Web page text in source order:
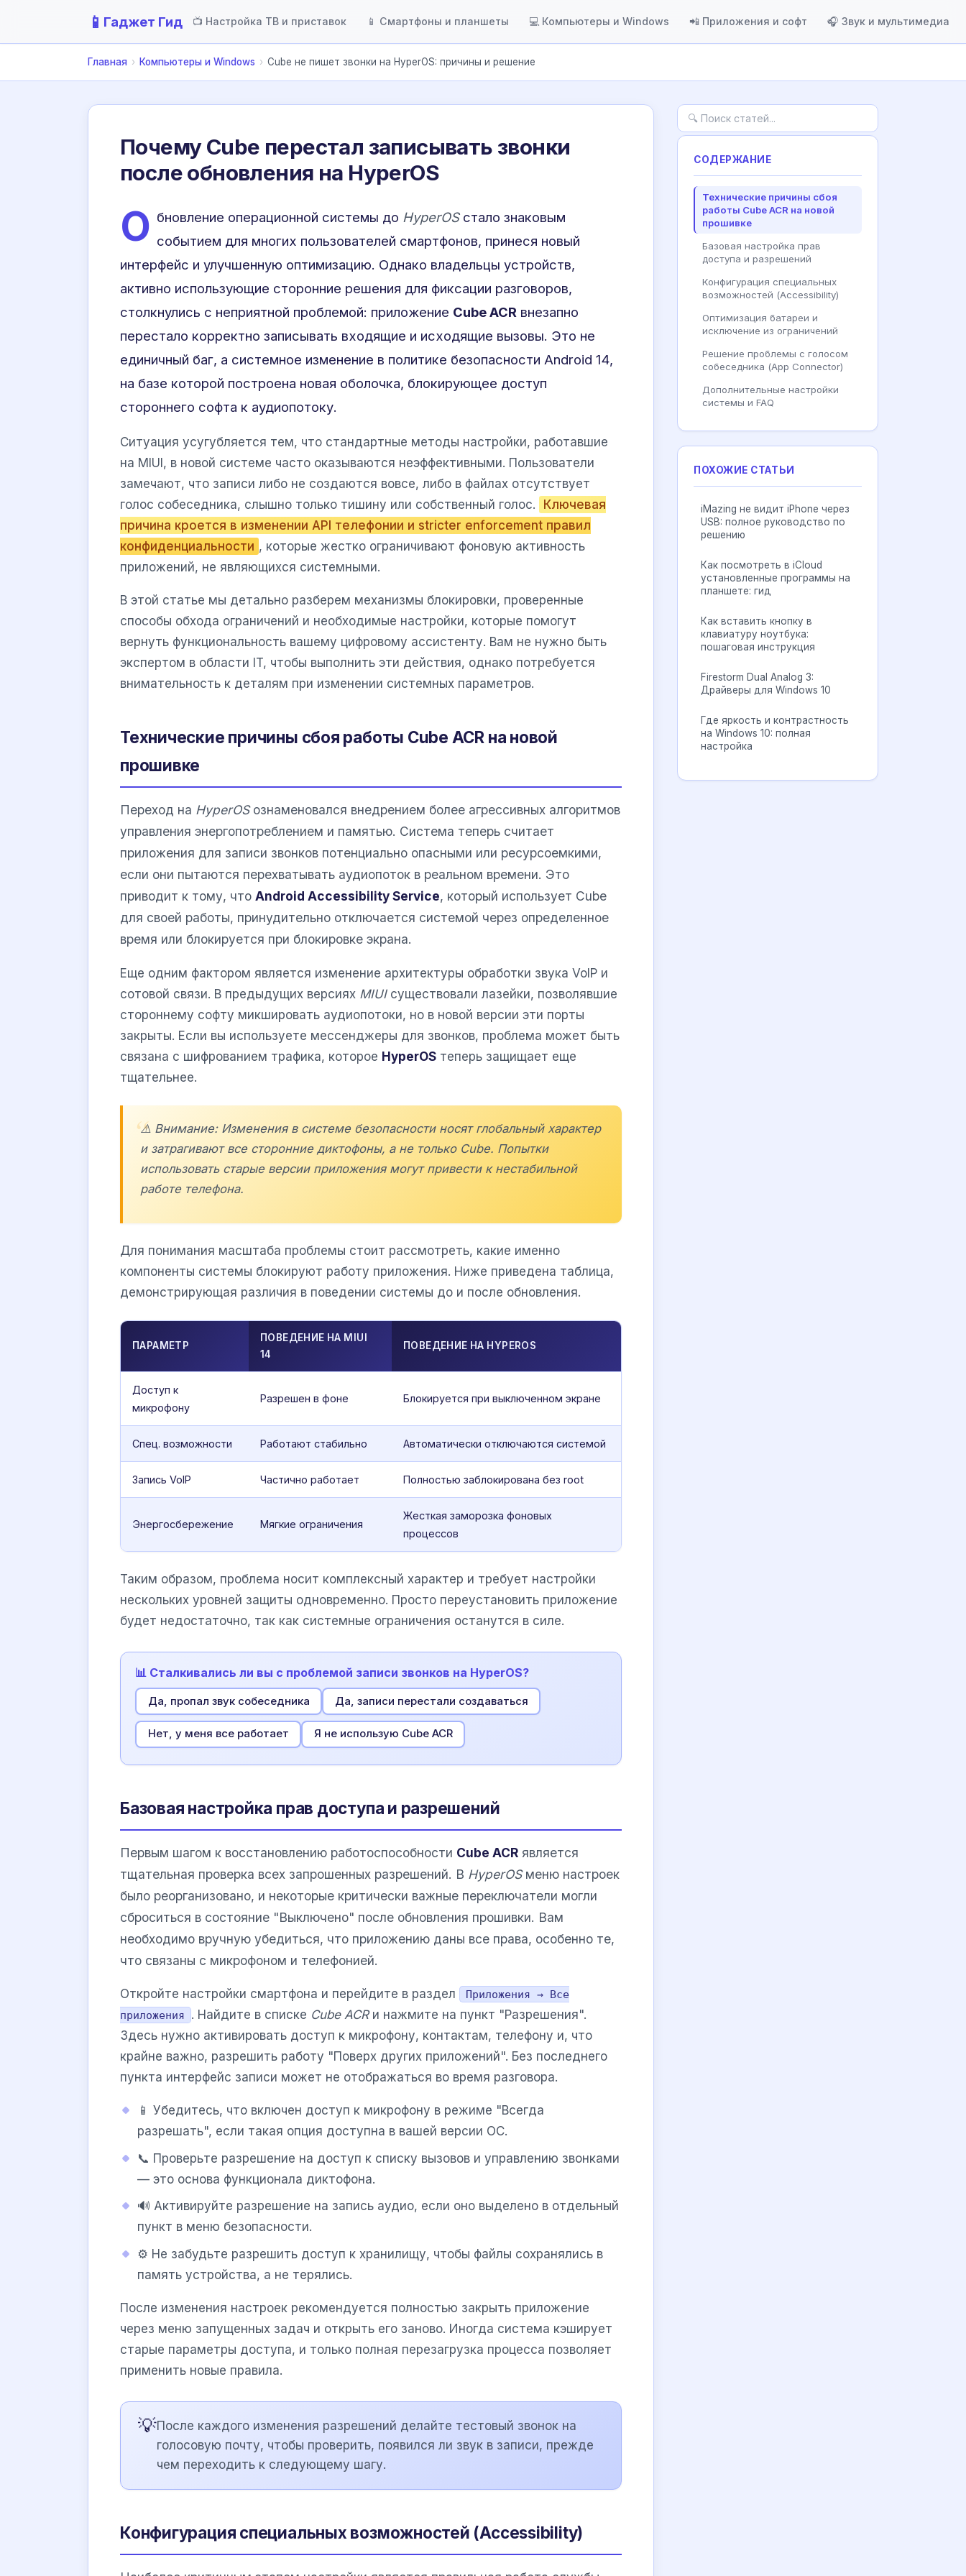
📱 Гаджет Гид 📺 Настройка ТВ и приставок 📱 Смартфоны и планшеты 💻 Компьютеры и Windows 📲 Приложения и софт 🎧 Звук и мультимедиа
Главная › Компьютеры и Windows › Cube не пишет звонки на HyperOS: причины и решение
Почему Cube перестал записывать звонки
после обновления на HyperOS
О бновление операционной системы до HyperOSстало знаковым
событием для многих пользователей смартфонов, принеся новый
интерфейс и улучшенную оптимизацию. Однако владельцы устройств,
активно использующие сторонние решения для фиксации разговоров,
столкнулись с неприятной проблемой: приложение Cube ACR внезапно
перестало корректно записывать входящие и исходящие вызовы. Это не
единичный баг, а системное изменение в политике безопасности Android 14,
на базе которой построена новая оболочка, блокирующее доступ
стороннего софта к аудиопотоку.
Ситуация усугубляется тем, что стандартные методы настройки, работавшие
на MIUI, в новой системе часто оказываются неэффективными. Пользователи
замечают, что записи либо не создаются вовсе, либо в файлах отсутствует
голос собеседника, слышно только тишину или собственный голос.
Ключевая
причина кроется в изменении API телефонии и stricter enforcement правил
конфиденциальности , которые жестко ограничивают фоновую активность
приложений, не являющихся системными.
В этой статье мы детально разберем механизмы блокировки, проверенные
способы обхода ограничений и необходимые настройки, которые помогут
вернуть функциональность вашему цифровому ассистенту. Вам не нужно быть
экспертом в области IT, чтобы выполнить эти действия, однако потребуется
внимательность к деталям при изменении системных параметров.
Технические причины сбоя работы Cube ACR на новой
прошивке
Переход на HyperOSознаменовался внедрением более агрессивных алгоритмов
управления энергопотреблением и памятью. Система теперь считает
приложения для записи звонков потенциально опасными или ресурсоемкими,
если они пытаются перехватывать аудиопоток в реальном времени. Это
приводит к тому, что Android Accessibility Service, который использует Cube
для своей работы, принудительно отключается системой через определенное
время или блокируется при блокировке экрана.
Еще одним фактором является изменение архитектуры обработки звука VoIP и
сотовой связи. В предыдущих версиях MIUIсуществовали лазейки, позволявшие
стороннему софту микшировать аудиопотоки, но в новой версии эти порты
закрыты. Если вы используете мессенджеры для звонков, проблема может быть
связана с шифрованием трафика, которое HyperOS теперь защищает еще
тщательнее.
⚠️ Внимание: Изменения в системе безопасности носят глобальный характер
и затрагивают все сторонние диктофоны, а не только Cube. Попытки
использовать старые версии приложения могут привести к нестабильной
работе телефона.
Для понимания масштаба проблемы стоит рассмотреть, какие именно
компоненты системы блокируют работу приложения. Ниже приведена таблица,
демонстрирующая различия в поведении системы до и после обновления.
ПАРАМЕТР
ПОВЕДЕНИЕ НА MIUI
14
ПОВЕДЕНИЕ НА HYPEROS
Доступ к
микрофону
Разрешен в фоне Блокируется при выключенном экране
Спец. возможности Работают стабильно Автоматически отключаются системой
Запись VoIP Частично работает Полностью заблокирована без root
Энергосбережение Мягкие ограничения
Жесткая заморозка фоновых
процессов
Таким образом, проблема носит комплексный характер и требует настройки
нескольких уровней защиты одновременно. Просто переустановить приложение
будет недостаточно, так как системные ограничения останутся в силе.
📊 Сталкивались ли вы с проблемой записи звонков на HyperOS?
Да, пропал звук собеседника Да, записи перестали создаваться
Нет, у меня все работает Я не использую Cube ACR
Базовая настройка прав доступа и разрешений
Первым шагом к восстановлению работоспособности Cube ACR является
тщательная проверка всех запрошенных разрешений. В HyperOSменю настроек
было реорганизовано, и некоторые критически важные переключатели могли
сброситься в состояние "Выключено" после обновления прошивки. Вам
необходимо вручную убедиться, что приложению даны все права, особенно те,
что связаны с микрофоном и телефонией.
Откройте настройки смартфона и перейдите в раздел
Приложения → Все
приложения
. Найдите в списке Cube ACRи нажмите на пункт "Разрешения".
Здесь нужно активировать доступ к микрофону, контактам, телефону и, что
крайне важно, разрешить работу "Поверх других приложений". Без последнего
пункта интерфейс записи может не отображаться во время разговора.
📱 Убедитесь, что включен доступ к микрофону в режиме "Всегда
разрешать", если такая опция доступна в вашей версии ОС.
📞 Проверьте разрешение на доступ к списку вызовов и управлению звонками
— это основа функционала диктофона.
🔊 Активируйте разрешение на запись аудио, если оно выделено в отдельный
пункт в меню безопасности.
⚙️ Не забудьте разрешить доступ к хранилищу, чтобы файлы сохранялись в
память устройства, а не терялись.
После изменения настроек рекомендуется полностью закрыть приложение
через меню запущенных задач и открыть его заново. Иногда система кэширует
старые параметры доступа, и только полная перезагрузка процесса позволяет
применить новые правила.
💡После каждого изменения разрешений делайте тестовый звонок на
голосовую почту, чтобы проверить, появился ли звук в записи, прежде
чем переходить к следующему шагу.
Конфигурация специальных возможностей (Accessibility)
СОДЕРЖАНИЕ
Технические причины сбоя
работы Cube ACR на новой
прошивке
Базовая настройка прав
доступа и разрешений
Конфигурация специальных
возможностей (Accessibility)
Оптимизация батареи и
исключение из ограничений
Решение проблемы с голосом
собеседника (App Connector)
Дополнительные настройки
системы и FAQ
ПОХОЖИЕ СТАТЬИ
iMazing не видит iPhone через
USB: полное руководство по
решению
Как посмотреть в iCloud
установленные программы на
планшете: гид
Как вставить кнопку в
клавиатуру ноутбука:
пошаговая инструкция
Firestorm Dual Analog 3:
Драйверы для Windows 10
Где яркость и контрастность
на Windows 10: полная
настройка